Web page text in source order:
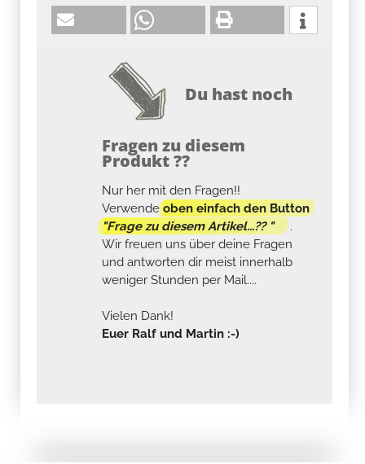
Du hast noch
Fragen zu diesem
Produkt ??
Nur her mit den Fragen!!
Verwendeoben einfach den Button
"Frage zu diesem Artikel...?? "
.
Wir freuen uns über deine Fragen
und antworten dir meist innerhalb
weniger Stunden per Mail....
Vielen Dank!
Euer Ralf und Martin :-)